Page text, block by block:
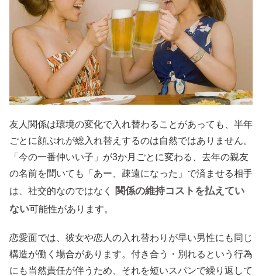
友人関係は環境の変化で入れ替わることがあっても、半年
ごとに顔ぶれが総入れ替えするのは自然ではありません。
「今の一番仲いい子」が3か月ごとに変わる、去年の親友
の名前を聞いても「あー、疎遠になった」で済ませる相手
は、社交的なのではなく
関係の維持コストを払えてい
ない可能性があります。
恋愛面では、彼女や恋人の入れ替わりが早い男性にも同じ
構造が働く場合があります。付き合う・別れるという行為
にも当然責任が伴うため、それを短いスパンで繰り返して